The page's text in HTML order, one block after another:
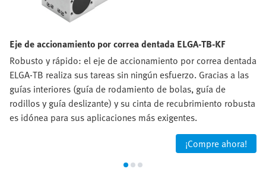
Eje de accionamiento por correa dentada ELGA-TB-KF
Robusto y rápido: el eje de accionamiento por correa dentada
ELGA-TB realiza sus tareas sin ningún esfuerzo. Gracias a las
guías interiores (guía de rodamiento de bolas, guía de
rodillos y guía deslizante) y su cinta de recubrimiento robusta
es idónea para sus aplicaciones más exigentes.
¡Compre ahora!